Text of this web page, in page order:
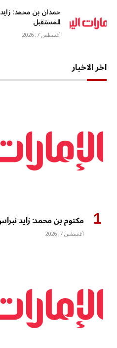
حمدان بن محمد:
للمستقبل
أغسطس 7, 2026
اخر الاخبار
مكتوم بن محمد: زايد
أغسطس 7, 2026